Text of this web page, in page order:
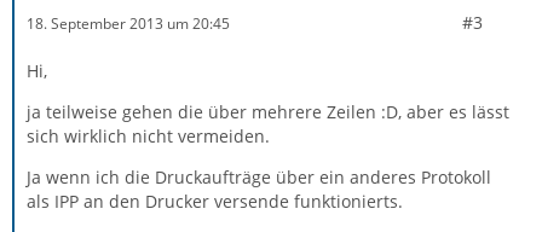
18. September 2013 um 20:45 #3
Hi,
ja teilweise gehen die über mehrere Zeilen :D, aber es lässt
sich wirklich nicht vermeiden.
Ja wenn ich die Druckaufträge über ein anderes Protokoll
als IPP an den Drucker versende funktionierts.